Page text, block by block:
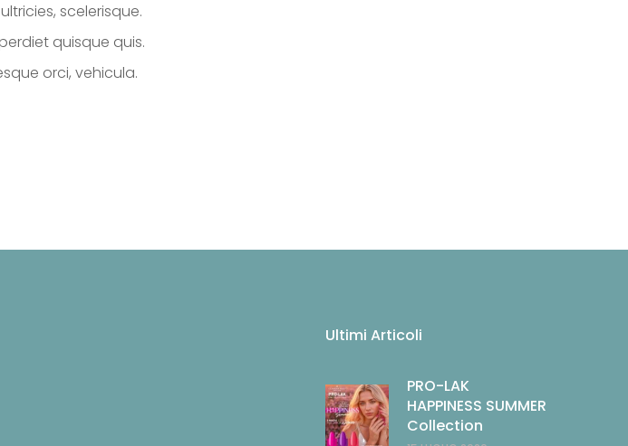
scelerisque.
quisque quis.
orci, vehicula.
Ultimi Articoli
PRO-LAK
HAPPINESS SUMMER
Collection